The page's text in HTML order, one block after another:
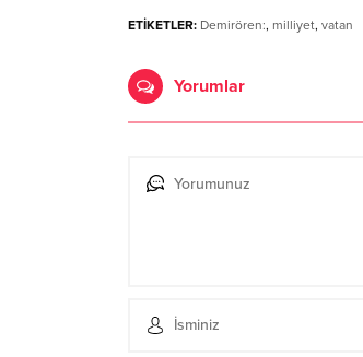
ETİKETLER: Demirören:, milliyet, vatan
Yorumlar